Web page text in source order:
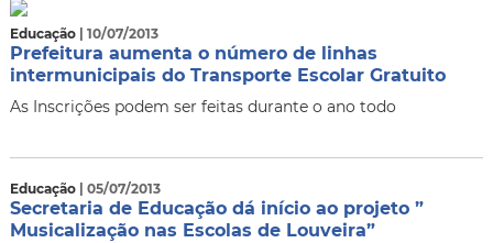
Educação | 10/07/2013
Prefeitura aumenta o número de linhas
intermunicipais do Transporte Escolar Gratuito
As Inscrições podem ser feitas durante o ano todo
Educação | 05/07/2013
Secretaria de Educação dá início ao projeto ”
Musicalização nas Escolas de Louveira”